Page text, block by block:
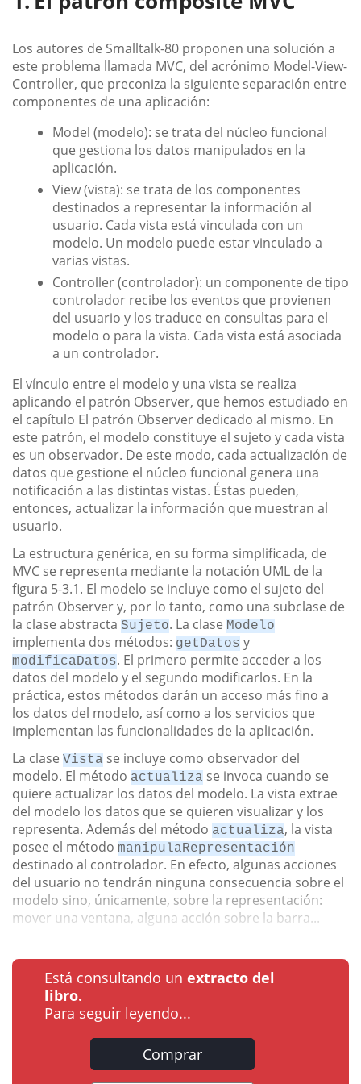
Los autores de Smalltalk-80 proponen una solución a
este problema llamada MVC, del acrónimo Model-View-
Controller, que preconiza la siguiente separación entre
componentes de una aplicación:
Model (modelo): se trata del núcleo funcional
que gestiona los datos manipulados en la
aplicación.
View (vista): se trata de los componentes
destinados a representar la información al
usuario. Cada vista está vinculada con un
modelo. Un modelo puede estar vinculado a
varias vistas.
Controller (controlador): un componente de tipo
controlador recibe los eventos que provienen
del usuario y los traduce en consultas para el
modelo o para la vista. Cada vista está asociada
a un controlador.
El vínculo entre el modelo y una vista se realiza
aplicando el patrón Observer, que hemos estudiado en
el capítulo El patrón Observer dedicado al mismo. En
este patrón, el modelo constituye el sujeto y cada vista
es un observador. De este modo, cada actualización de
datos que gestione el núcleo funcional genera una
notificación a las distintas vistas. Éstas pueden,
entonces, actualizar la información que muestran al
usuario.
La estructura genérica, en su forma simplificada, de
MVC se representa mediante la notación UML de la
figura 5-3.1. El modelo se incluye como el sujeto del
patrón Observer y, por lo tanto, como una subclase de
la clase abstracta Sujeto. La clase Modelo
implementa dos métodos: getDatos y
modificaDatos. El primero permite acceder a los
datos del modelo y el segundo modificarlos. En la
práctica, estos métodos darán un acceso más fino a
los datos del modelo, así como a los servicios que
implementan las funcionalidades de la aplicación.
La clase Vista se incluye como observador del
modelo. El método actualiza se invoca cuando se
quiere actualizar los datos del modelo. La vista extrae
del modelo los datos que se quieren visualizar y los
representa. Además del método actualiza, la vista
posee el método manipulaRepresentación
destinado al controlador. En efecto, algunas acciones
del usuario no tendrán ninguna consecuencia sobre el
modelo sino, únicamente, sobre la representación:
mover una ventana, alguna acción sobre la barra...
Está consultando un extracto del
libro.
Para seguir leyendo...
Comprar